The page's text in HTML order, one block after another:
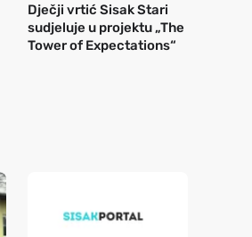
Dječji vrtić Sisak Stari
sudjeluje u projektu „The
Tower of Expectations“